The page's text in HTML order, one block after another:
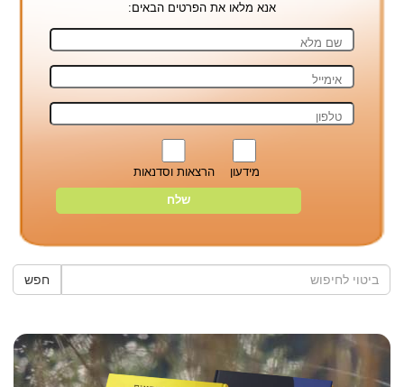
אנא מלאו את הפרטים הבאים:
מידעון הרצאות וסדנאות
חפש